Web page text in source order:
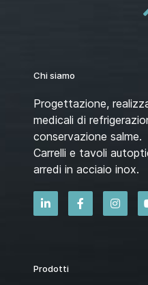
Chi siamo
Progettazione,
medicali di
conservazione salme.
Carrelli e tavoli
arredi in acciaio inox.
Prodotti